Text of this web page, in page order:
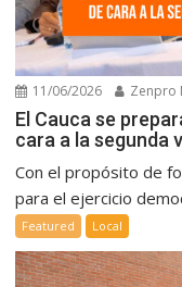
11/06/2026 Zenpro
El Cauca se
cara a la segunda
Con el propósito de
para el ejercicio
Featured Local